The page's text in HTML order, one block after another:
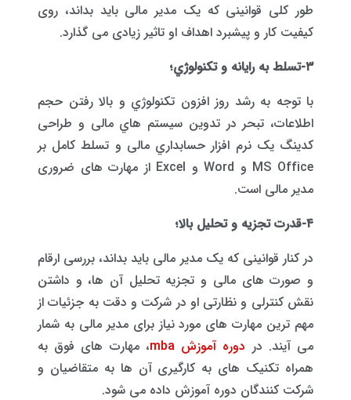
طور کلی قوانینی که یک مدیر مالی باید بداند، روی
کیفیت کار و پیشبرد اهداف او تاثیر زیادی می گذارد.
۳-تسلط به رایانه و تکنولوژي؛
با توجه به رشد روز افزون تکنولوژي و بالا رفتن حجم
اطلاعات، تبحر در تدوین سیستم هاي مالی و طراحی
کدینگ یک نرم افزار حسابداري مالی و تسلط کامل بر
MS Office و Word و Excel از مهارت های ضروری
مدیر مالی است.
۴-قدرت تجزیه و تحلیل بالا؛
در کنار قوانینی که یک مدیر مالی باید بداند، بررسی ارقام
و صورت‌ های مالی و تجزیه تحلیل آن ها، و داشتن
نقش کنترلی و نظارتی او در شرکت و دقت به جزئیات از
مهم ‌ترین مهارت ‌های مورد نیاز برای مدیر مالی به شمار
می آیند. در دوره آموزش mba
، مهارت های فوق به
همراه تکنیک های به کارگیری آن ها به متقاضیان و
شرکت کنندگان دوره آموزش داده می شود.